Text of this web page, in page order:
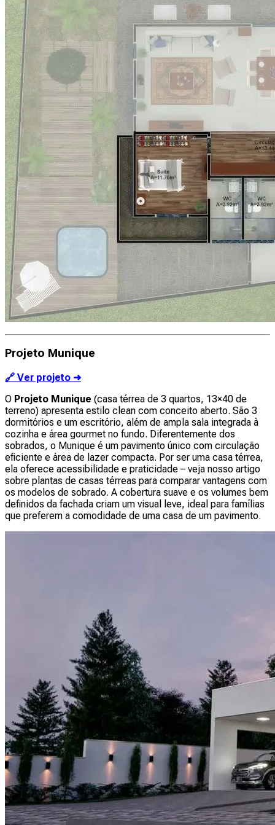
Projeto Munique
🔗 Ver projeto ➜
O Projeto Munique (casa térrea de 3 quartos, 13×40 de
terreno) apresenta estilo clean com conceito aberto. São 3
dormitórios e um escritório, além de ampla sala integrada à
cozinha e área gourmet no fundo. Diferentemente dos
sobrados, o Munique é um pavimento único com circulação
eficiente e área de lazer compacta. Por ser uma casa térrea,
ela oferece acessibilidade e praticidade – veja nosso artigo
sobre plantas de casas térreas para comparar vantagens com
os modelos de sobrado. A cobertura suave e os volumes bem
definidos da fachada criam um visual leve, ideal para famílias
que preferem a comodidade de uma casa de um pavimento.